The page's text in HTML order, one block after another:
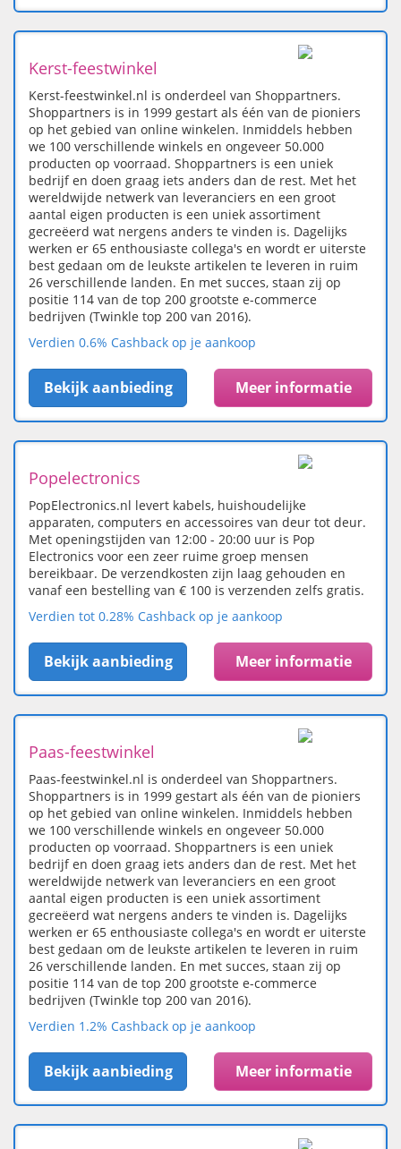
Kerst-feestwinkel
Kerst-feestwinkel.nl is onderdeel van Shoppartners.
Shoppartners is in 1999 gestart als één van de pioniers
op het gebied van online winkelen. Inmiddels hebben
we 100 verschillende winkels en ongeveer 50.000
producten op voorraad. Shoppartners is een uniek
bedrijf en doen graag iets anders dan de rest. Met het
wereldwijde netwerk van leveranciers en een groot
aantal eigen producten is een uniek assortiment
gecreëerd wat nergens anders te vinden is. Dagelijks
werken er 65 enthousiaste collega's en wordt er uiterste
best gedaan om de leukste artikelen te leveren in ruim
26 verschillende landen. En met succes, staan zij op
positie 114 van de top 200 grootste e-commerce
bedrijven (Twinkle top 200 van 2016).
Verdien 0.6% Cashback op je aankoop
Bekijk aanbieding Meer informatie
Popelectronics
PopElectronics.nl levert kabels, huishoudelijke
apparaten, computers en accessoires van deur tot deur.
Met openingstijden van 12:00 - 20:00 uur is Pop
Electronics voor een zeer ruime groep mensen
bereikbaar. De verzendkosten zijn laag gehouden en
vanaf een bestelling van € 100 is verzenden zelfs gratis.
Verdien tot 0.28% Cashback op je aankoop
Bekijk aanbieding Meer informatie
Paas-feestwinkel
Paas-feestwinkel.nl is onderdeel van Shoppartners.
Shoppartners is in 1999 gestart als één van de pioniers
op het gebied van online winkelen. Inmiddels hebben
we 100 verschillende winkels en ongeveer 50.000
producten op voorraad. Shoppartners is een uniek
bedrijf en doen graag iets anders dan de rest. Met het
wereldwijde netwerk van leveranciers en een groot
aantal eigen producten is een uniek assortiment
gecreëerd wat nergens anders te vinden is. Dagelijks
werken er 65 enthousiaste collega's en wordt er uiterste
best gedaan om de leukste artikelen te leveren in ruim
26 verschillende landen. En met succes, staan zij op
positie 114 van de top 200 grootste e-commerce
bedrijven (Twinkle top 200 van 2016).
Verdien 1.2% Cashback op je aankoop
Bekijk aanbieding Meer informatie